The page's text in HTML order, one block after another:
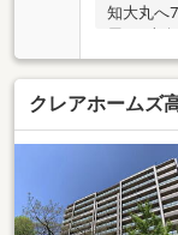
知大丸へ
クレアホームズ